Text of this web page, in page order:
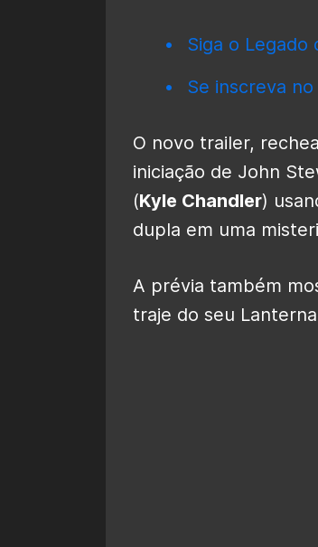
Siga o Legado
Se inscreva
O novo trailer,
iniciação de John
(Kyle Chandler)
dupla em uma
A prévia também
traje do seu